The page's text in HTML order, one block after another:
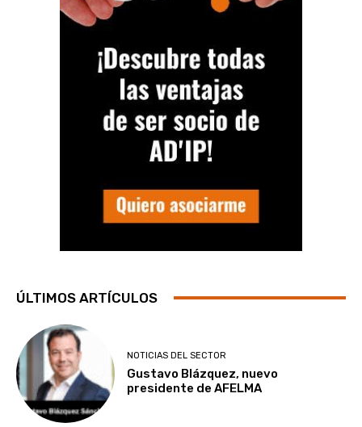
ÚLTIMOS ARTÍCULOS
NOTICIAS DEL SECTOR
Gustavo Blázquez, nuevo
presidente de AFELMA